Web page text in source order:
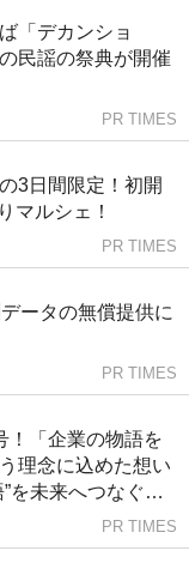
「デカンショ
民謡の祭典が開催
PR TIMES
3日間限定！初開
マルシェ！
PR TIMES
ータの無償提供に
PR TIMES
！「企業の物語を
理念に込めた想い
を未来へつなぐ専
MAGAZINE
PR TIMES